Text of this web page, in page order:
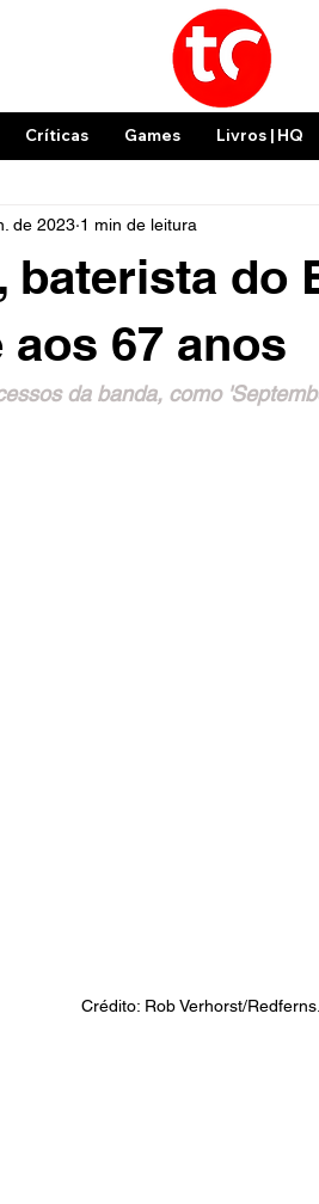
Críticas Games Livros | HQ
baterista do
67 anos
de 2023 1 min de leitura
da banda, como
Crédito: Rob Verhorst/Redferns.